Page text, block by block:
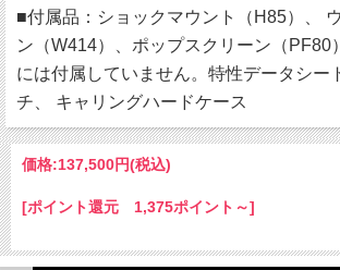
■付属品：ショックマウント（H85）、
ン（W414）、ポップスクリーン（
には付属していません。特性データシー
チ、 キャリングハードケース
価格:137,500円(税込)
[ポイント還元 1,375ポイント～]